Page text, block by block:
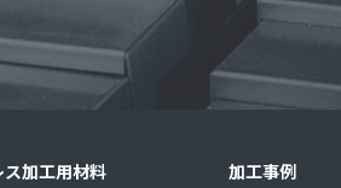
ス加工用材料
加工事例